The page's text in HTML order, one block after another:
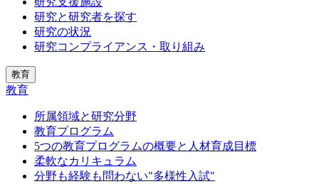
研究と研究者を探す
研究の状況
研究コンプライアンス・取り組み
教育
教育
所属領域と研究分野
教育プログラム
5つの教育プログラムの概要と人材育成目標
柔軟なカリキュラム
分野も経験も問わない"多様性入試"